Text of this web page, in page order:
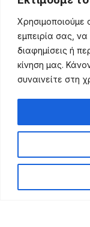
Χρησιμοποιούμε
εμπειρία σας,
διαφημίσεις ή
κίνηση μας.
συναινείτε στη
Ρόδου 133,
(+30) 211 725
Χρήσιμες
Προϊόντα
Τρόποι Αποστολής